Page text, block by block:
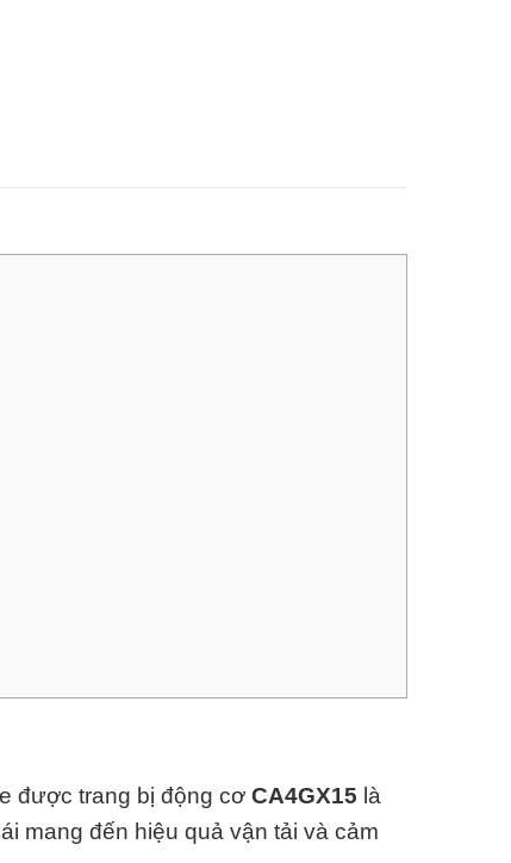
được trang bị động cơ CA4GX15 là
mang đến hiệu quả vận tải và cảm